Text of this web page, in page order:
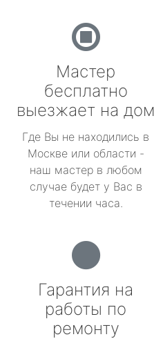
Мастер
бесплатно
выезжает на дом
Где Вы не находились в
Москве или области -
наш мастер в любом
случае будет у Вас в
течении часа.
Гарантия на
работы по
ремонту